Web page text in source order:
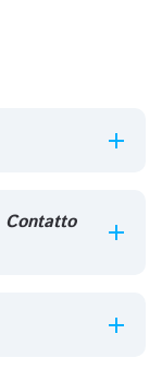
Contatto